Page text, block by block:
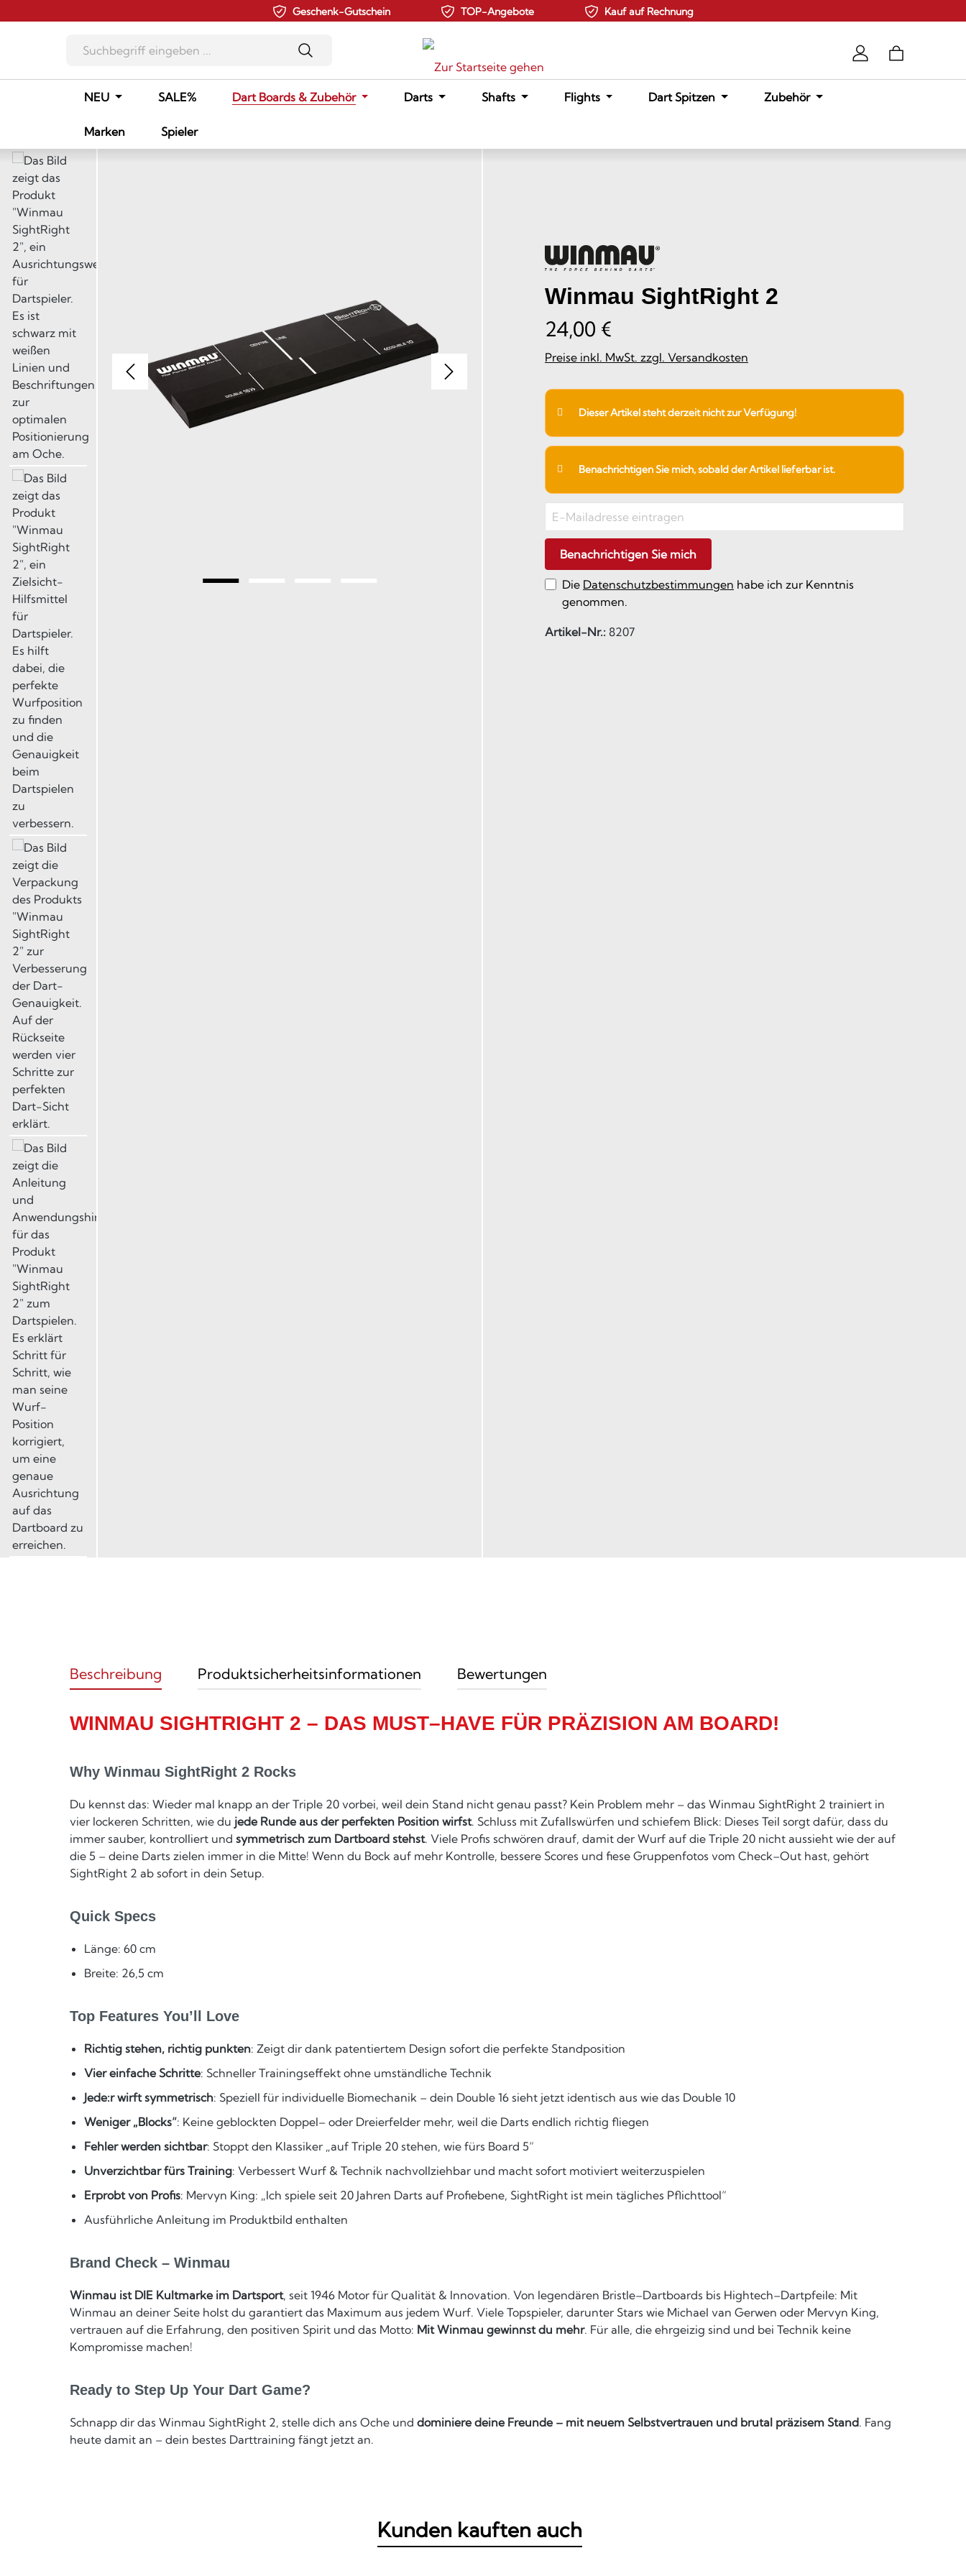
Geschenk-Gutschein TOP-Angebote Kauf auf Rechnung
NEU SALE% Dart Boards & Zubehör Darts Shafts Flights Dart Spitzen Zubehör
Marken
Spieler
Bildergalerie überspringen
Winmau SightRight 2
24,00 €
Preise inkl. MwSt. zzgl. Versandkosten
Dieser Artikel steht derzeit nicht zur Verfügung!
Benachrichtigen Sie mich, sobald der Artikel lieferbar ist.
Benachrichtigen Sie mich
Die Datenschutzbestimmungen habe ich zur Kenntnis
genommen.
Artikel-Nr.: 8207
Beschreibung Produktsicherheitsinformationen Bewertungen
WINMAU SIGHTRIGHT 2 – DAS MUST–HAVE FÜR PRÄZISION AM BOARD!
Why Winmau SightRight 2 Rocks
Du kennst das: Wieder mal knapp an der Triple 20 vorbei, weil dein Stand nicht genau passt? Kein Problem mehr – das Winmau SightRight 2 trainiert in
vier lockeren Schritten, wie du jede Runde aus der perfekten Position wirfst. Schluss mit Zufallswürfen und schiefem Blick: Dieses Teil sorgt dafür, dass du
immer sauber, kontrolliert und symmetrisch zum Dartboard stehst. Viele Profis schwören drauf, damit der Wurf auf die Triple 20 nicht aussieht wie der auf
die 5 – deine Darts zielen immer in die Mitte! Wenn du Bock auf mehr Kontrolle, bessere Scores und fiese Gruppenfotos vom Check–Out hast, gehört
SightRight 2 ab sofort in dein Setup.
Quick Specs
Länge: 60 cm
Breite: 26,5 cm
Top Features You’ll Love
Richtig stehen, richtig punkten: Zeigt dir dank patentiertem Design sofort die perfekte Standposition
Vier einfache Schritte: Schneller Trainingseffekt ohne umständliche Technik
Jede:r wirft symmetrisch: Speziell für individuelle Biomechanik – dein Double 16 sieht jetzt identisch aus wie das Double 10
Weniger „Blocks“: Keine geblockten Doppel– oder Dreierfelder mehr, weil die Darts endlich richtig fliegen
Fehler werden sichtbar: Stoppt den Klassiker „auf Triple 20 stehen, wie fürs Board 5“
Unverzichtbar fürs Training: Verbessert Wurf & Technik nachvollziehbar und macht sofort motiviert weiterzuspielen
Erprobt von Profis: Mervyn King: „Ich spiele seit 20 Jahren Darts auf Profiebene, SightRight ist mein tägliches Pflichttool“
Ausführliche Anleitung im Produktbild enthalten
Brand Check – Winmau
Winmau ist DIE Kultmarke im Dartsport, seit 1946 Motor für Qualität & Innovation. Von legendären Bristle–Dartboards bis Hightech–Dartpfeile: Mit
Winmau an deiner Seite holst du garantiert das Maximum aus jedem Wurf. Viele Topspieler, darunter Stars wie Michael van Gerwen oder Mervyn King,
vertrauen auf die Erfahrung, den positiven Spirit und das Motto: Mit Winmau gewinnst du mehr. Für alle, die ehrgeizig sind und bei Technik keine
Kompromisse machen!
Ready to Step Up Your Dart Game?
Schnapp dir das Winmau SightRight 2, stelle dich ans Oche und dominiere deine Freunde – mit neuem Selbstvertrauen und brutal präzisem Stand. Fang
heute damit an – dein bestes Darttraining fängt jetzt an.
Kunden kauften auch